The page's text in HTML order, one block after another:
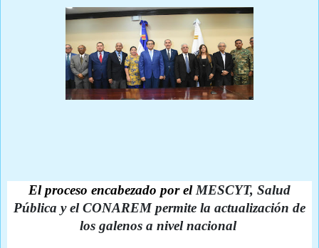
El proceso encabezado por elMESCYT, Salud
Pública y el CONAREM permite la actualización de
los galenos a nivel nacional